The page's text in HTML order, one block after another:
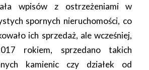
wpisów z ostrzeżeniami w
spornych nieruchomości, co
ich sprzedaż, ale wcześniej,
rokiem, sprzedano takich
kamienic czy działek od